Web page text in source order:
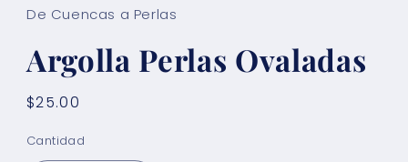
1
en
ventana
modal
De Cuencas a Perlas
Argolla Perlas Ovaladas
Precio
$25.00
Cantidad